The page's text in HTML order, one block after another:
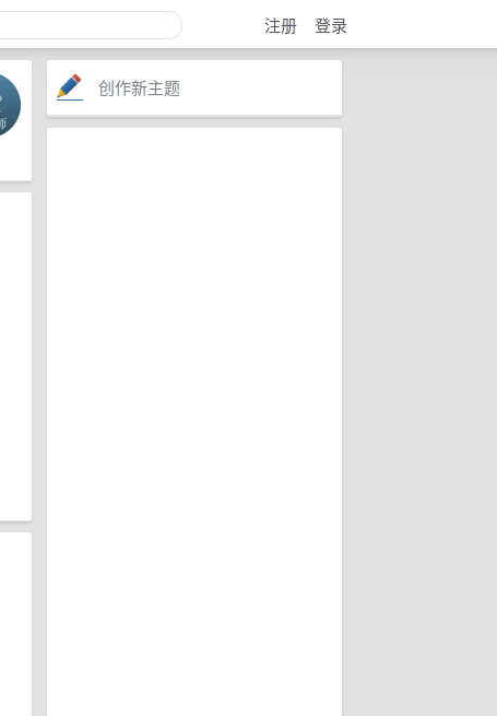
注册 登录
创作新主题